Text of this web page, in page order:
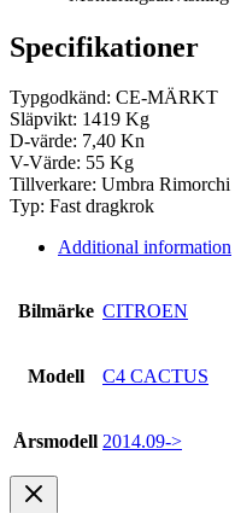
Specifikationer
Typgodkänd: CE-MÄRKT
Släpvikt: 1419 Kg
D-värde: 7,40 Kn
V-Värde: 55 Kg
Tillverkare: Umbra Rimorchi
Typ: Fast dragkrok
Additional information
Bilmärke CITROEN
Modell C4 CACTUS
Årsmodell 2014.09->